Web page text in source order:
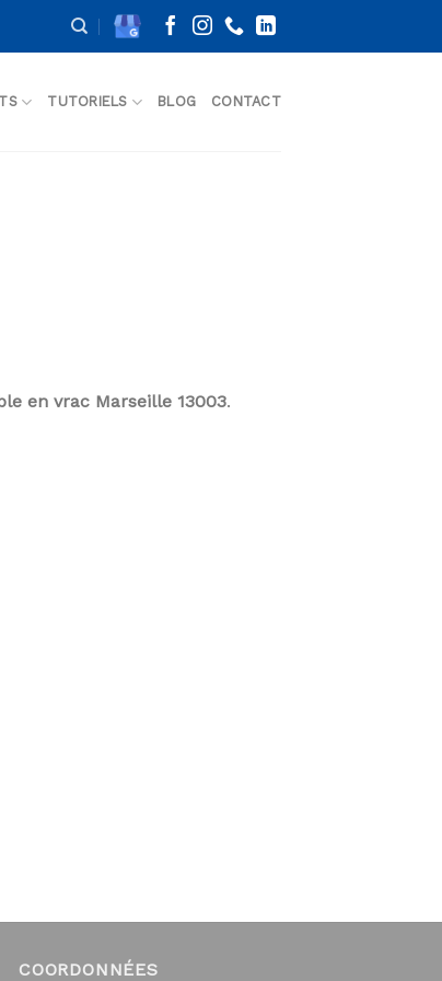
TUTORIELS BLOG CONTACT
en vrac Marseille 13003.
COORDONNÉES